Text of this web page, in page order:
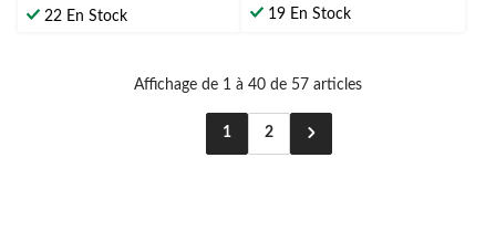
5.
22 En Stock
5.
19 En Stock
Affichage de 1 à 40 de 57 articles
1 2